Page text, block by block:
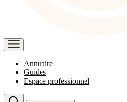
Annuaire
Guides
Espace professionnel